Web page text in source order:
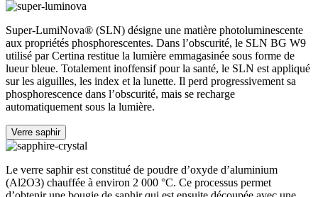
Super-LumiNova® (SLN) désigne une matière photoluminescente
aux propriétés phosphorescentes. Dans l’obscurité, le SLN BG W9
utilisé par Certina restitue la lumière emmagasinée sous forme de
lueur bleue. Totalement inoffensif pour la santé, le SLN est appliqué
sur les aiguilles, les index et la lunette. Il perd progressivement sa
phosphorescence dans l’obscurité, mais se recharge
automatiquement sous la lumière.
Verre saphir
Le verre saphir est constitué de poudre d’oxyde d’aluminium
(Al2O3) chauffée à environ 2 000 °C. Ce processus permet